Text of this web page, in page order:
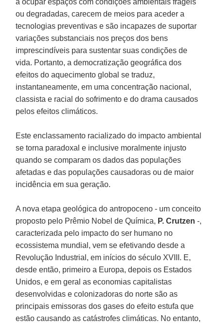
ou degradadas, carecem de meios para aceder a
tecnologias preventivas e são incapazes de suportar
variações substanciais nos preços dos bens
imprescindíveis para sustentar suas condições de
vida. Portanto, a democratização geográfica dos
efeitos do aquecimento global se traduz,
instantaneamente, em uma concentração nacional,
classista e racial do sofrimento e do drama causados
pelos efeitos climáticos.
Este enclassamento racializado do impacto ambiental
se torna paradoxal e inclusive moralmente injusto
quando se comparam os dados das populações
afetadas e das populações causadoras ou de maior
incidência em sua geração.
A nova etapa geológica do antropoceno - um conceito
proposto pelo Prêmio Nobel de Química, P. Crutzen -,
caracterizada pelo impacto do ser humano no
ecossistema mundial, vem se efetivando desde a
Revolução Industrial, em inícios do século XVIII. E,
desde então, primeiro a Europa, depois os Estados
Unidos, e em geral as economias capitalistas
desenvolvidas e colonizadoras do norte são as
principais emissoras dos gases do efeito estufa que
estão causando as catástrofes climáticas. No entanto,